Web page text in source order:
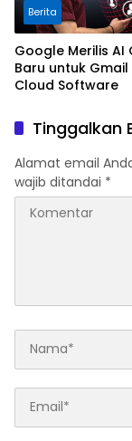
Berita
Google Merilis AI
Baru untuk
Cloud Software
Tinggalkan
Alamat email
wajib ditandai *